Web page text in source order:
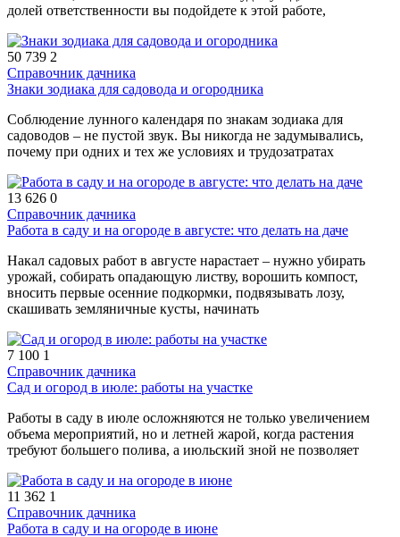
долей ответственности вы подойдете к этой работе,
50 739 2
Справочник дачника
Знаки зодиака для садовода и огородника
Соблюдение лунного календаря по знакам зодиака для
садоводов – не пустой звук. Вы никогда не задумывались,
почему при одних и тех же условиях и трудозатратах
13 626 0
Справочник дачника
Работа в саду и на огороде в августе: что делать на даче
Накал садовых работ в августе нарастает – нужно убирать
урожай, собирать опадающую листву, ворошить компост,
вносить первые осенние подкормки, подвязывать лозу,
скашивать земляничные кусты, начинать
7 100 1
Справочник дачника
Сад и огород в июле: работы на участке
Работы в саду в июле осложняются не только увеличением
объема мероприятий, но и летней жарой, когда растения
требуют большего полива, а июльский зной не позволяет
11 362 1
Справочник дачника
Работа в саду и на огороде в июне